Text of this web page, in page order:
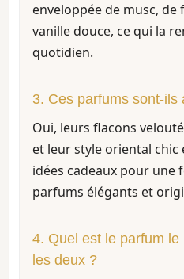
enveloppée de musc,
vanille douce, ce qui la
quotidien.
3. Ces parfums sont-ils
Oui, leurs flacons
et leur style oriental chic
idées cadeaux pour une
parfums élégants et
4. Quel est le parfum
les deux ?